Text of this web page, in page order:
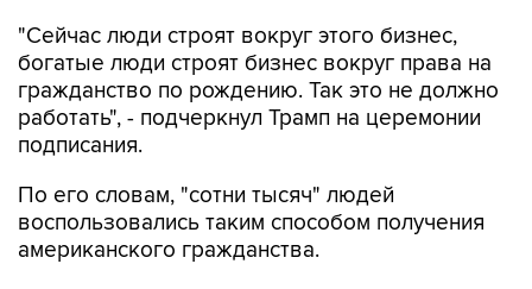
гражданство по рождению. Так это не должно
работать", - подчеркнул Трамп на церемонии
подписания.
По его словам, "сотни тысяч" людей
американского гражданства.
Президент подписал еще один указ, также